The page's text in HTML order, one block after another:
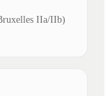
IIa/IIb)